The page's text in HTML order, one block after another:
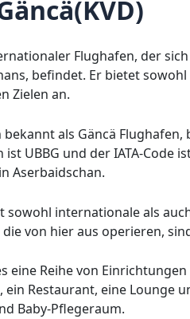
Flughafen, der
befindet. Er bietet
Zielen an.
bekannt als Gäncä
UBBG und der IATA-Code
Aserbaidschan.
sowohl internationale als
von hier aus operieren,
eine Reihe von
Restaurant, eine Lounge
Baby-Pflegeraum.